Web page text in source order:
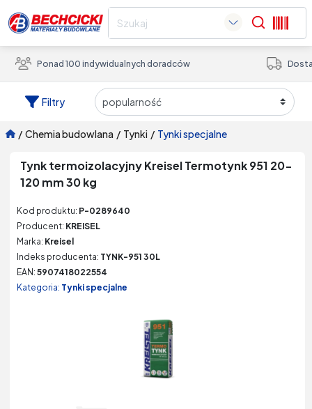
Ponad 100 indywidualnych doradców
Search
Filtry
tynki specjalne
/
tynki
/
chemia budowlana
/
Tynk termoizolacyjny Kreisel Termotynk 951 20-
120 mm 30 kg
Kod produktu: P-0289640
Producent: KREISEL
Marka: Kreisel
Indeks producenta: TYNK-951 30L
EAN: 5907418022554
Kategoria: Tynki specjalne